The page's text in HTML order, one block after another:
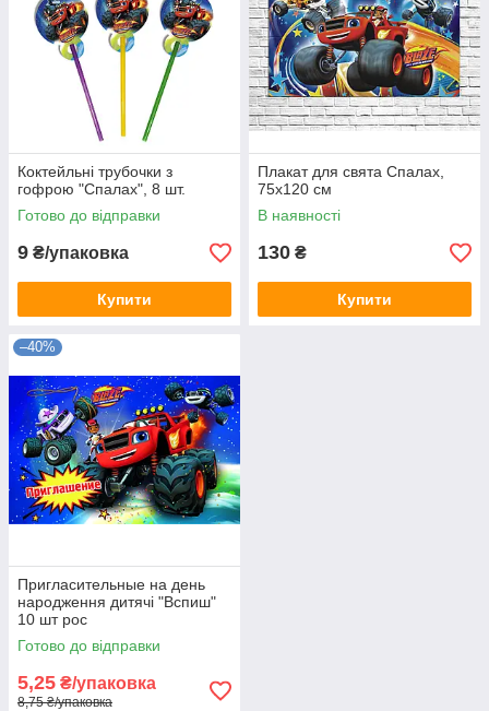
Коктейльні трубочки з
гофрою "Спалах", 8 шт.
Готово до відправки
9 ₴/упаковка
Купити
Плакат для свята Спалах,
75х120 см
В наявності
130 ₴
Купити
–40%
Пригласительные на день
народження дитячі "Вспиш"
10 шт рос
Готово до відправки
5,25 ₴/упаковка
8,75 ₴/упаковка